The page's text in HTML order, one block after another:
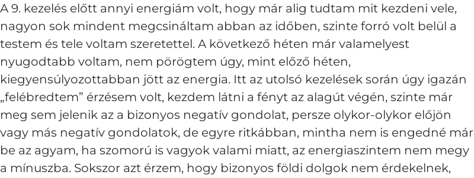
A 9. kezelés előtt annyi energiám volt, hogy már alig tudtam mit kezdeni vele,
nagyon sok mindent megcsináltam abban az időben, szinte forró volt belül a
testem és tele voltam szeretettel. A következő héten már valamelyest
nyugodtabb voltam, nem pörögtem úgy, mint előző héten,
kiegyensúlyozottabban jött az energia. Itt az utolsó kezelések során úgy igazán
„felébredtem” érzésem volt, kezdem látni a fényt az alagút végén, szinte már
meg sem jelenik az a bizonyos negatív gondolat, persze olykor-olykor előjön
vagy más negatív gondolatok, de egyre ritkábban, mintha nem is engedné már
be az agyam, ha szomorú is vagyok valami miatt, az energiaszintem nem megy
a mínuszba. Sokszor azt érzem, hogy bizonyos földi dolgok nem érdekelnek,